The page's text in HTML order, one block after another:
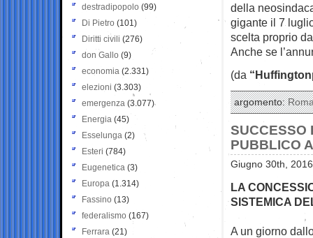
della
gigante il 7
scelta proprio
Anche se
(da
argomento:
SUCCESSO
PUBBLICO
Giugno 30th,
LA
SISTEMICA
A un giorno
destradipopolo (99)
Di Pietro (101)
Diritti civili (276)
don Gallo (9)
economia (2.331)
elezioni (3.303)
emergenza (3.077)
Energia (45)
Esselunga (2)
Esteri (784)
Eugenetica (3)
Europa (1.314)
Fassino (13)
federalismo (167)
Ferrara (21)